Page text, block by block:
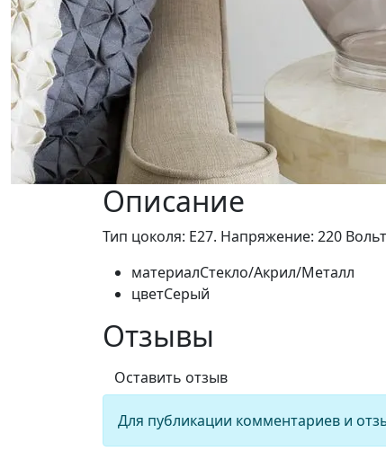
Описание
Тип цоколя: Е27. Напряжение: 220
материалСтекло/Акрил/Металл
цветСерый
Отзывы
Оставить отзыв
Для публикации комментариев и